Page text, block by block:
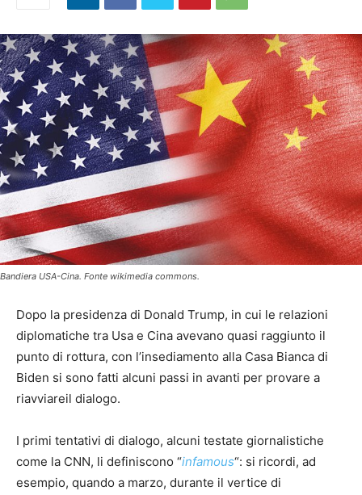
Bandiera USA-Cina. Fonte wikimedia commons.
Dopo la presidenza di Donald Trump, in cui le relazioni
diplomatiche tra Usa e Cina avevano quasi raggiunto il
punto di rottura, con l’insediamento alla Casa Bianca di
Biden si sono fatti alcuni passi in avanti per provare a
riavviareil dialogo.
I primi tentativi di dialogo, alcuni testate giornalistiche
come la CNN, li definiscono “infamous“: si ricordi, ad
esempio, quando a marzo, durante il vertice di